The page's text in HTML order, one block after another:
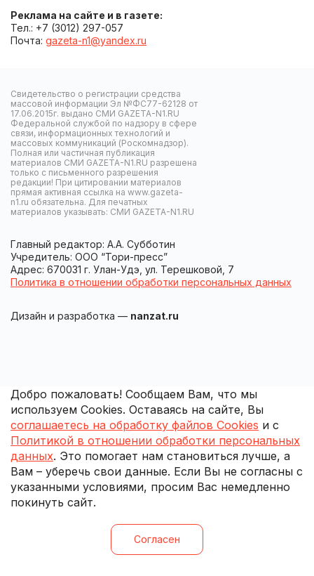
Реклама на сайте и в газете:
Тел.: +7 (3012) 297-057
Почта: gazeta-n1@yandex.ru
Свидетельство о регистрации средства
массовой информации Эл №ФС77-62128 от
17.06.2015г. выдано СМИ GAZETA-N1.RU
Федеральной службой по надзору в сфере
связи, информационных технологий и
массовых коммуникаций (Роскомнадзор).
Полная или частичная публикация
материалов СМИ GAZETA-N1.RU разрешена
только с письменного разрешения
редакции! При цитировании материалов
прямая активная ссылка на www.gazeta-
n1.ru обязательна. Для печатных
материалов указывать: СМИ GAZETA-N1.RU
Главный редактор: А.А. Субботин
Учредитель: ООО “Тори-пресс”
Адрес: 670031 г. Улан-Удэ, ул. Терешковой, 7
Политика в отношении обработки персональных данных
Дизайн и разработка — nanzat.ru
Добро пожаловать! Сообщаем Вам, что мы
используем Cookies. Оставаясь на сайте, Вы
соглашаетесь на обработку файлов Cookies и с
Политикой в отношении обработки персональных
данных. Это помогает нам становиться лучше, а
Вам – уберечь свои данные. Если Вы не согласны с
указанными условиями, просим Вас немедленно
покинуть сайт.
Согласен